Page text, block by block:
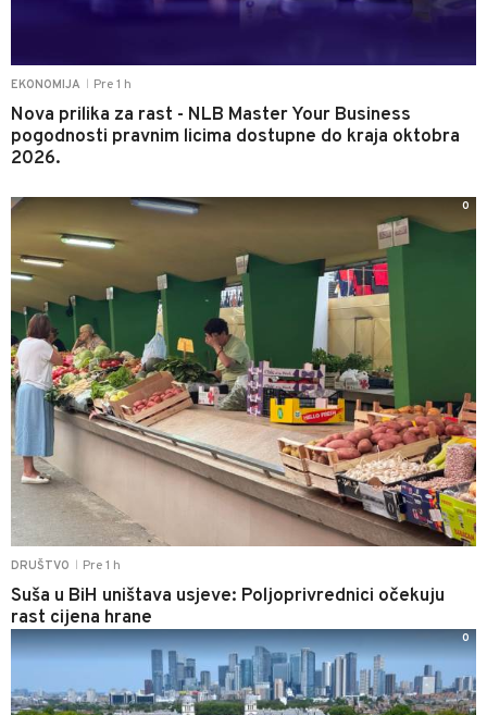
EKONOMIJA Pre 1 h
Nova prilika za rast - NLB Master Your Business
pogodnosti pravnim licima dostupne do kraja oktobra
2026.
DRUŠTVO Pre 1 h
Suša u BiH uništava usjeve: Poljoprivrednici očekuju
rast cijena hrane
0
0